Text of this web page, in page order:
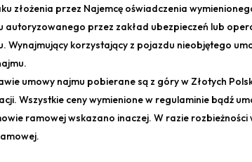
złożenia przez Najemcę oświadczenia
autoryzowanego przez zakład ubezpieczeń lub
Wynajmujący korzystający z pojazdu nieobjętego
umowy najmu pobierane są z góry w Złotych
Wszystkie ceny wymienione w regulaminie bądź
ramowej wskazano inaczej. W razie